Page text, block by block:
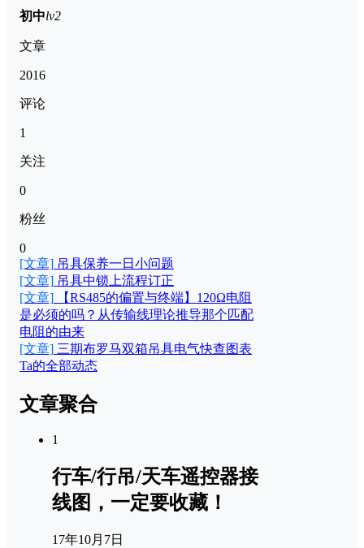
初中lv2
文章
2016
评论
1
关注
0
粉丝
0
[文章] 吊具保养一日小问题
[文章] 吊具中锁上流程订正
[文章] 【RS485的偏置与终端】120Ω电阻
是必须的吗？从传输线理论推导那个匹配
电阻的由来
[文章] 三期布罗马双箱吊具电气快查图表
Ta的全部动态
文章聚合
1
行车/行吊/天车遥控器接
线图，一定要收藏！
17年10月7日